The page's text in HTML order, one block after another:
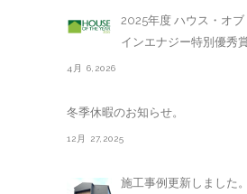
2025年度 ハウス・オブ
インエナジー特別優秀
4月 6,2026
冬季休暇のお知らせ。
12月 27,2025
施工事例更新しました。